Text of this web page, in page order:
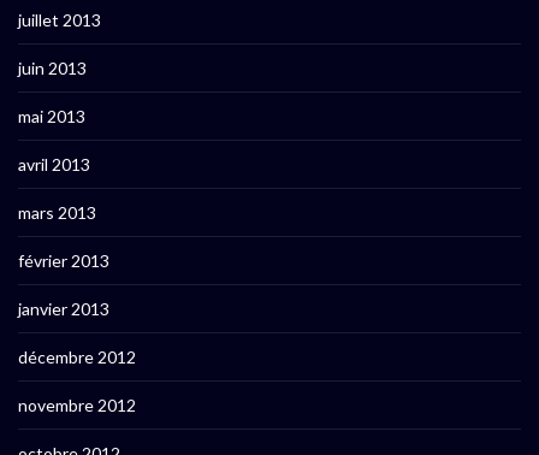
juillet 2013
juin 2013
mai 2013
avril 2013
mars 2013
février 2013
janvier 2013
décembre 2012
novembre 2012